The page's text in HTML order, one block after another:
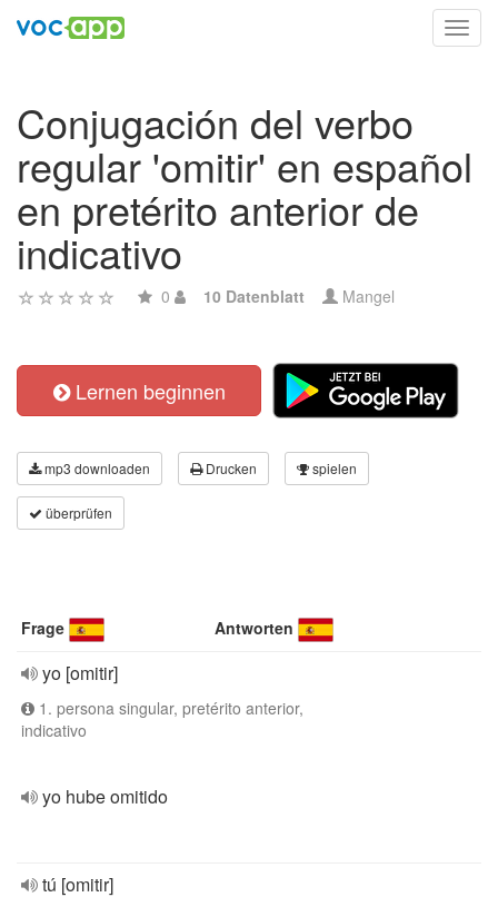
Conjugación del verbo
regular 'omitir' en español
en pretérito anterior de
indicativo
0 10 Datenblatt Mangel
Lernen beginnen
mp3 downloaden Drucken spielen
überprüfen
Frage Antworten
yo [omitir]
1. persona singular, pretérito anterior,
indicativo
yo hube omitido
tú [omitir]